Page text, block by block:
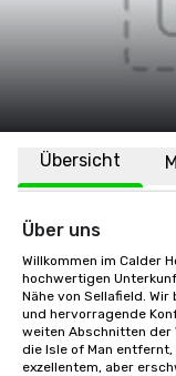
Übersicht
Über uns
Willkommen im Calder
hochwertigen
Nähe von Sellafield.
und hervorragende
weiten Abschnitten der
die Isle of Man
exzellentem, aber